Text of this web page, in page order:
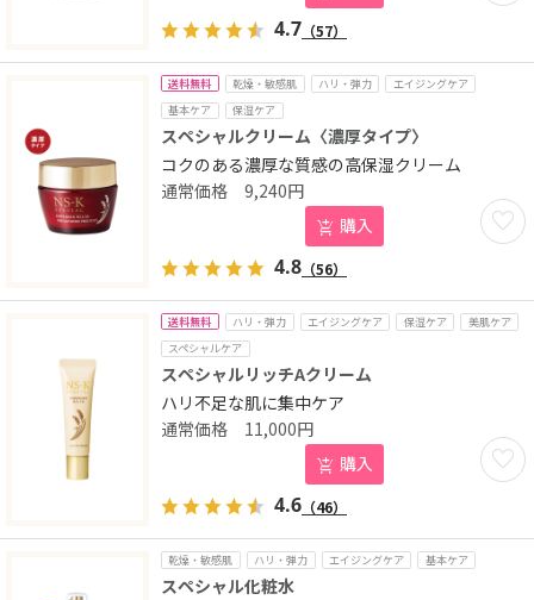
4.7 （57）
送料無料 乾燥・敏感肌 ハリ・弾力
エイジングケア
基本ケア
保湿ケア
スペシャルクリーム〈濃厚タイプ〉
コクのある濃厚な質感の高保湿クリーム
お気
9,240円
購入
4.8 （56）
送料無料 ハリ・弾力 エイジングケア 保湿ケア
美肌ケア
スペシャルケア
スペシャルリッチAクリーム
ハリ不足な肌に集中ケア
お気
11,000円
購入
4.6 （46）
乾燥・敏感肌 ハリ・弾力 エイジングケア 基本ケア
スペシャル化粧水